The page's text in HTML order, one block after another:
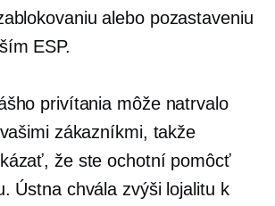
alebo pozastaveniu
ESP.
privítania môže natrvalo
zákazníkmi, takže
že ste ochotní pomôcť
Ústna chvála zvýši lojalitu k